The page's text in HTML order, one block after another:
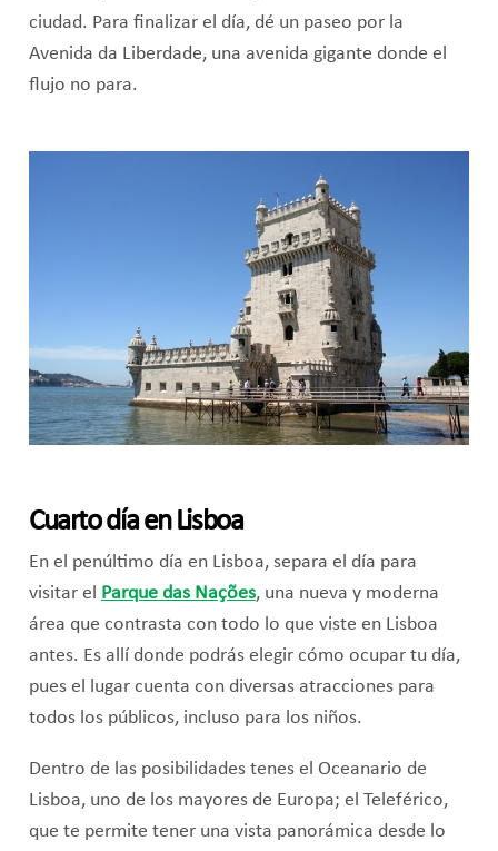
ciudad. Para finalizar el día, dé un paseo por la
Avenida da Liberdade, una avenida gigante donde el
flujo no para.
Cuarto día en Lisboa
En el penúltimo día en Lisboa, separa el día para
visitar el Parque das Nações, una nueva y moderna
área que contrasta con todo lo que viste en Lisboa
antes. Es allí donde podrás elegir cómo ocupar tu día,
pues el lugar cuenta con diversas atracciones para
todos los públicos, incluso para los niños.
Dentro de las posibilidades tenes el Oceanario de
Lisboa, uno de los mayores de Europa; el Teleférico,
que te permite tener una vista panorámica desde lo